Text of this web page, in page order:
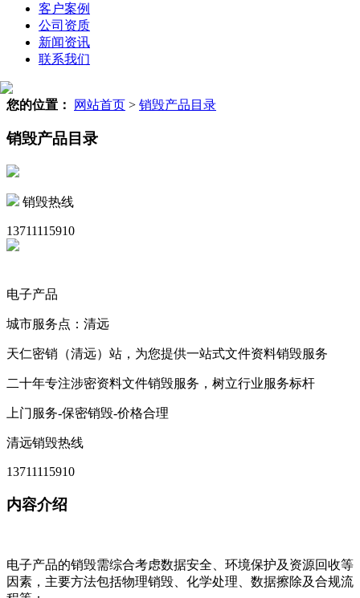
客户案例
公司资质
新闻资讯
联系我们
您的位置： 网站首页 > 销毁产品目录
销毁产品目录
销毁热线
13711115910
电子产品
城市服务点：清远
天仁密销（清远）站，为您提供一站式文件资料销毁服务
二十年专注涉密资料文件销毁服务，树立行业服务标杆
上门服务-保密销毁-价格合理
清远销毁热线
13711115910
内容介绍
电子产品的销毁需综合考虑数据安全、环境保护及资源回收等
因素，主要方法包括物理销毁、化学处理、数据擦除及合规流